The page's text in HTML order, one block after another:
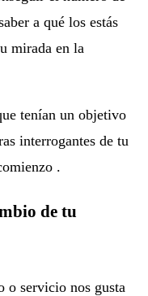
a qué los estás
mirada en la
tenían un objetivo
interrogantes de tu
.
de tu
o servicio nos gusta